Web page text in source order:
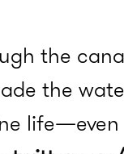
the
the